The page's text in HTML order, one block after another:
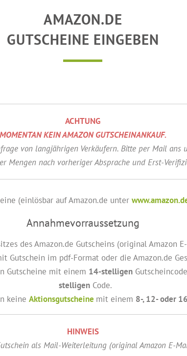
AMAZON.DE
GUTSCHEINE EINGEBEN
ACHTUNG
MOMENTAN KEIN AMAZON GUTSCHEINANKAUF.
von langjährigen Verkäufern. Bitte per Mail ans
Mengen nach vorheriger Absprache und Erst-
(einlösbar auf Amazon.de unter
Annahmevorraussetzung
des Amazon.de Gutscheins (original Amazon
Gutschein im pdf-Format oder die Amazon.de
Gutscheine mit einem 14-stelligen
stelligenCode.
keine Aktionsgutscheine mit einem 8-, 12- oder
HINWEIS
als Mail-Weiterleitung (original Amazon E-